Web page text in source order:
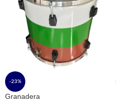
-23%
Granadera